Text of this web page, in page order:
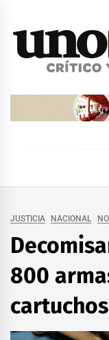
JUSTICIA NACIONAL
800
cartuchos